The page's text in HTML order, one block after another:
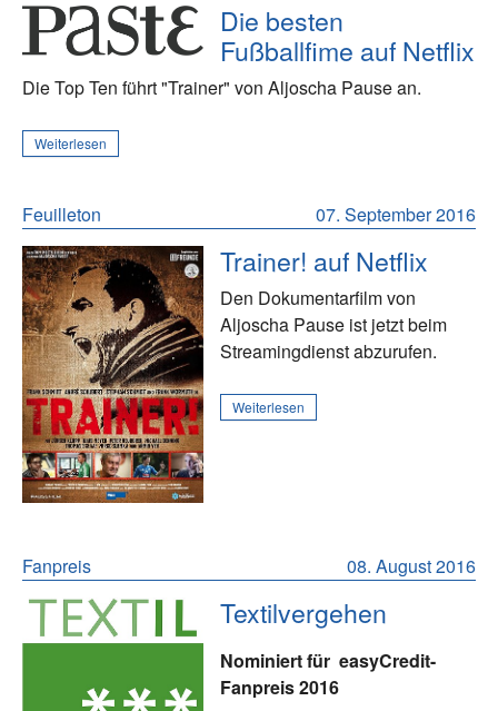
Die besten
Fußballfime auf Netflix
Die Top Ten führt "Trainer" von Aljoscha Pause an.
Weiterlesen
07. September 2016
Feuilleton
Trainer! auf Netflix
Den Dokumentarfilm von
Aljoscha Pause ist jetzt beim
Streamingdienst abzurufen.
Weiterlesen
08. August 2016
Fanpreis
Textilvergehen
Nominiert für easyCredit-
Fanpreis 2016